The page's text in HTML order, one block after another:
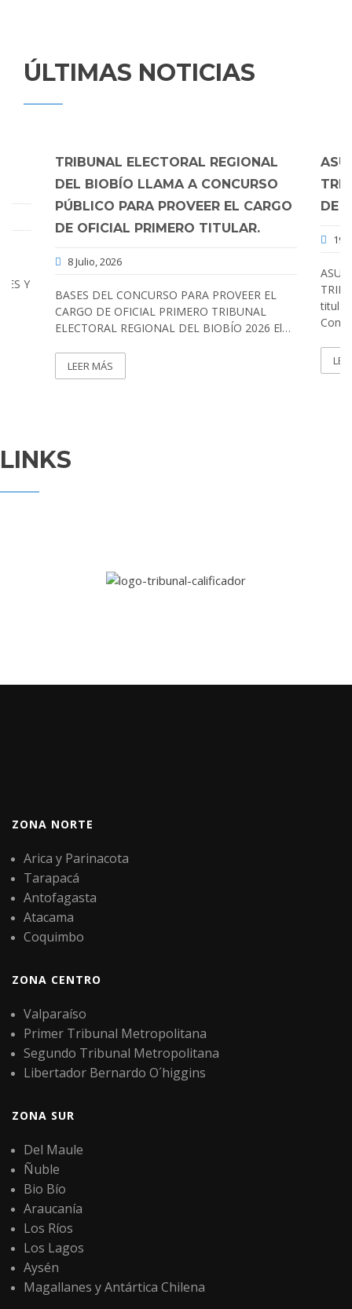
ÚLTIMAS NOTICIAS
Y
TRIBUNAL ELECTORAL REGIONAL
DEL BIOBÍO LLAMA A CONCURSO
PÚBLICO PARA PROVEER EL CARGO
DE OFICIAL PRIMERO TITULAR.
8 Julio, 2026
BASES DEL CONCURSO PARA PROVEER EL
CARGO DE OFICIAL PRIMERO TRIBUNAL
ELECTORAL REGIONAL DEL BIOBÍO 2026 El…
LEER MÁS
DE
19
titular
LINKS
ZONA NORTE
Arica y Parinacota
Tarapacá
Antofagasta
Atacama
Coquimbo
ZONA CENTRO
Valparaíso
Primer Tribunal Metropolitana
Segundo Tribunal Metropolitana
Libertador Bernardo O´higgins
ZONA SUR
Del Maule
Ñuble
Bio Bío
Araucanía
Los Ríos
Los Lagos
Aysén
Magallanes y Antártica Chilena